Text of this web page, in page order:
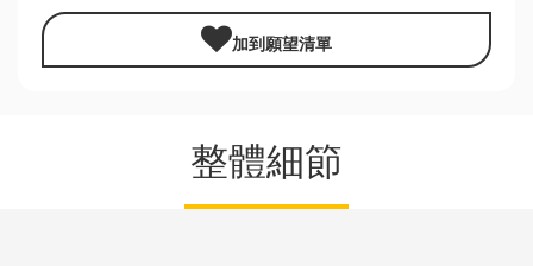
加到願望清單
整體細節